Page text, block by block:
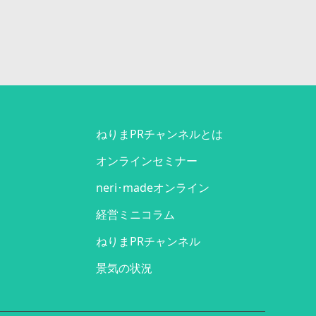
ねりまPRチャンネルとは
オンラインセミナー
neri･madeオンライン
経営ミニコラム
ねりまPRチャンネル
景気の状況